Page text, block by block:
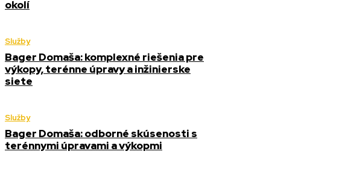
okolí
Služby
Bager Domaša: komplexné riešenia pre
výkopy, terénne úpravy a inžinierske
siete
Služby
Bager Domaša: odborné skúsenosti s
terénnymi úpravami a výkopmi